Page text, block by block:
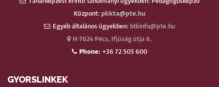
Központ: pkkta@pte.hu
Egyéb általános ügyekben: btkinfo@pte.hu
H-7624 Pécs, Ifjúság útja 6.
Phone: +36 72 503 600
GYORSLINKEK